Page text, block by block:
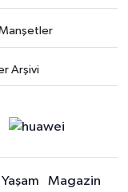
Arşivi
Yaşam Magazin